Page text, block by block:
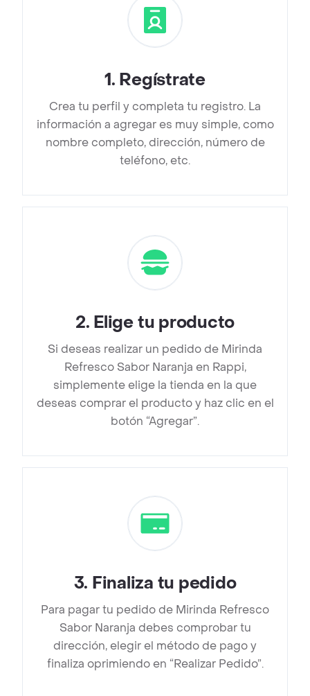
1. Regístrate
Crea tu perfil y completa tu registro. La
información a agregar es muy simple, como
nombre completo, dirección, número de
teléfono, etc.
2. Elige tu producto
Si deseas realizar un pedido de Mirinda
Refresco Sabor Naranja en Rappi,
simplemente elige la tienda en la que
deseas comprar el producto y haz clic en el
botón “Agregar”.
3. Finaliza tu pedido
Para pagar tu pedido de Mirinda Refresco
Sabor Naranja debes comprobar tu
dirección, elegir el método de pago y
finaliza oprimiendo en “Realizar Pedido”.